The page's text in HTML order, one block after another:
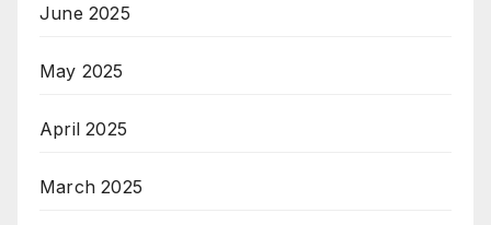
June 2025
May 2025
April 2025
March 2025